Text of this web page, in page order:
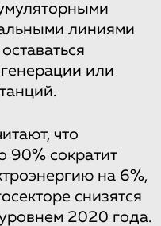
линиями
или
что
90% сократит
на 6%,
снизятся
2020 года.